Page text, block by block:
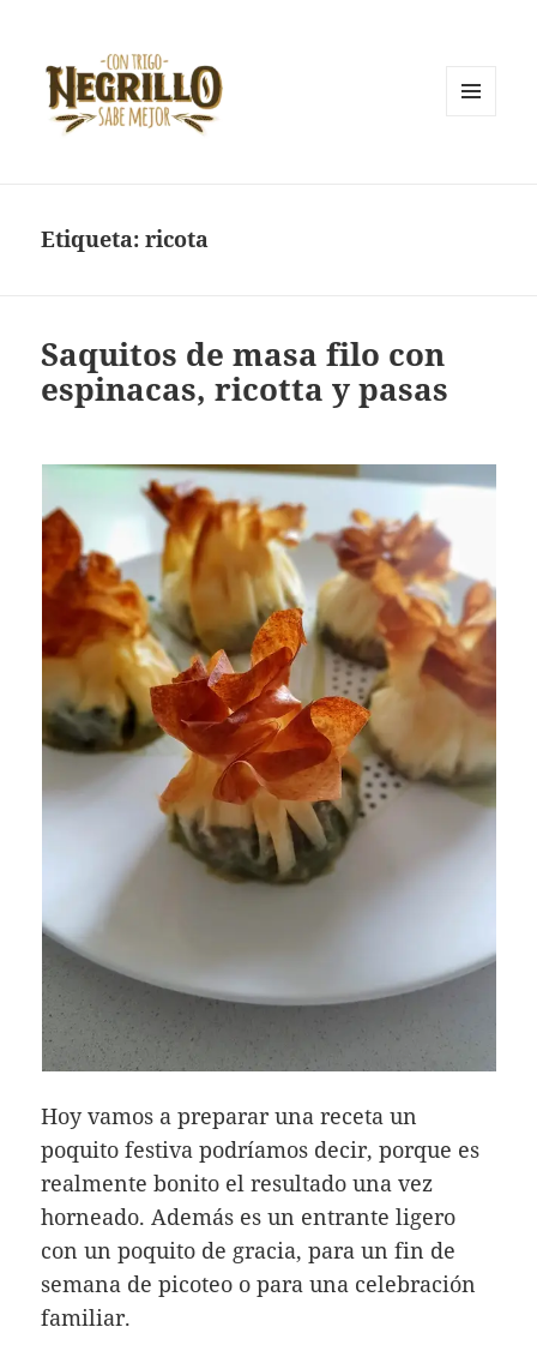
Etiqueta:ricota
Saquitos de masa filo con
espinacas, ricotta y pasas
Hoy vamos a preparar una receta un
poquito festiva podríamos decir, porque es
realmente bonito el resultado una vez
horneado. Además es un entrante ligero
con un poquito de gracia, para un fin de
semana de picoteo o para una celebración
familiar.